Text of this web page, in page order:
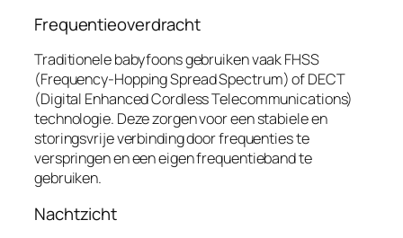
Frequentieoverdracht
Traditionele babyfoons gebruiken vaak FHSS
(Frequency-Hopping Spread Spectrum) of DECT
(Digital Enhanced Cordless Telecommunications)
technologie. Deze zorgen voor een stabiele en
storingsvrije verbinding door frequenties te
verspringen en een eigen frequentieband te
gebruiken.
Nachtzicht